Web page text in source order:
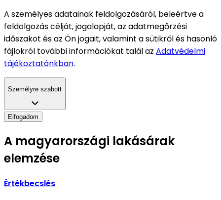
A személyes adatainak feldolgozásáról, beleértve a
feldolgozás célját, jogalapját, az adatmegőrzési
időszakot és az Ön jogait, valamint a sütikről és hasonló
fájlokról további információkat talál az Adatvédelmi
tájékoztatónkban.
Személyre szabott
Elfogadom
A magyarországi lakásárak
elemzése
Értékbecslés